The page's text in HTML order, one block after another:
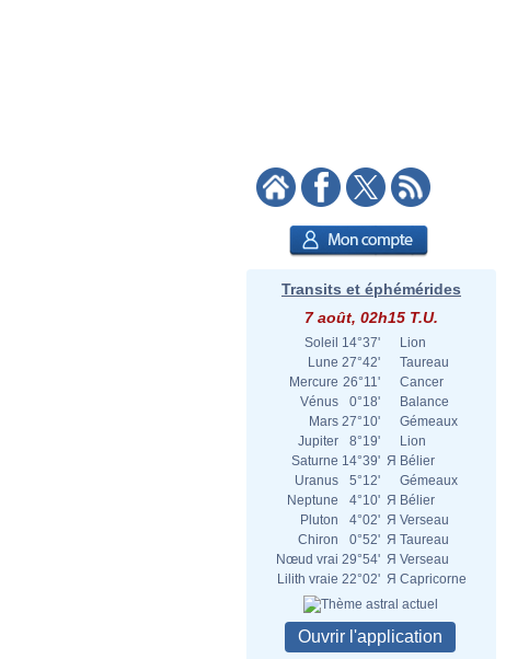
Transits et éphémérides
7 août, 02h15 T.U.
Soleil 14°37'
Lion
Lune 27°42'
Taureau
Mercure 26°11'
Cancer
Vénus
0°18'
Balance
Mars 27°10'
Gémeaux
Jupiter
8°19'
Lion
Saturne 14°39' Я Bélier
Uranus
5°12'
Gémeaux
Neptune
4°10' Я Bélier
Pluton
4°02' Я Verseau
Chiron
0°52' Я Taureau
Nœud vrai 29°54' Я Verseau
Lilith vraie 22°02' Я Capricorne